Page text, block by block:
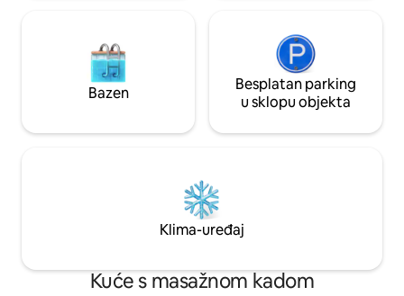
Bazen
Besplatan parking
u sklopu objekta
Klima-uređaj
Kuće s masažnom kadom